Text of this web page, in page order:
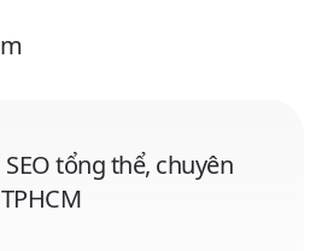
tổng thể, chuyên